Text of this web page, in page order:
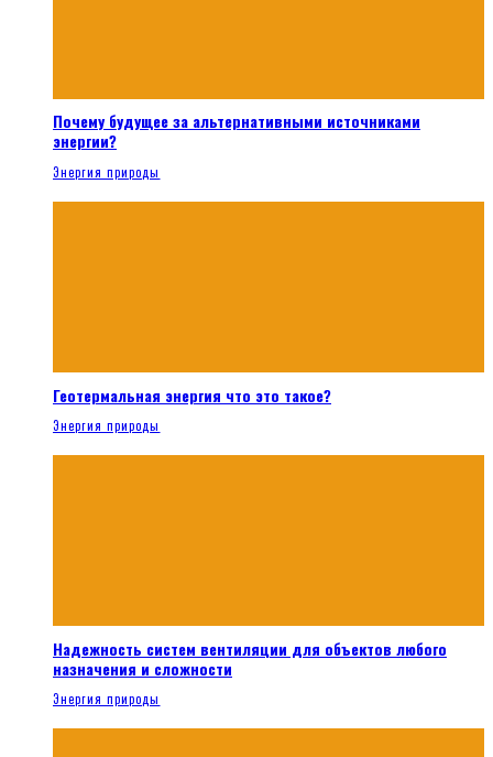
Почему будущее за альтернативными источниками
энергии?
Энергия природы
Геотермальная энергия что это такое?
Энергия природы
Надежность систем вентиляции для объектов любого
назначения и сложности
Энергия природы